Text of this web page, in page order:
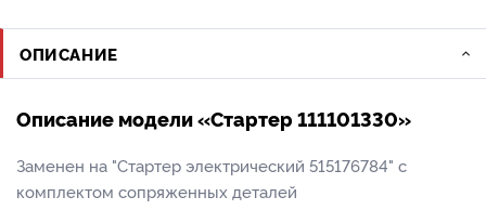
ОПИСАНИЕ
Описание модели «Стартер 111101330»
Заменен на "Стартер электрический 515176784" с
комплектом сопряженных деталей